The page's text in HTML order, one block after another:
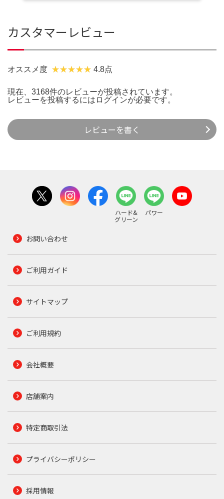
カスタマーレビュー
オススメ度 4.8点
現在、3168件のレビューが投稿されています。
レビューを投稿するには ログインが必要です。
レビューを書く
ハード&
グリーン
パワー
お問い合わせ
ご利用ガイド
サイトマップ
ご利用規約
会社概要
店舗案内
特定商取引法
プライバシーポリシー
採用情報